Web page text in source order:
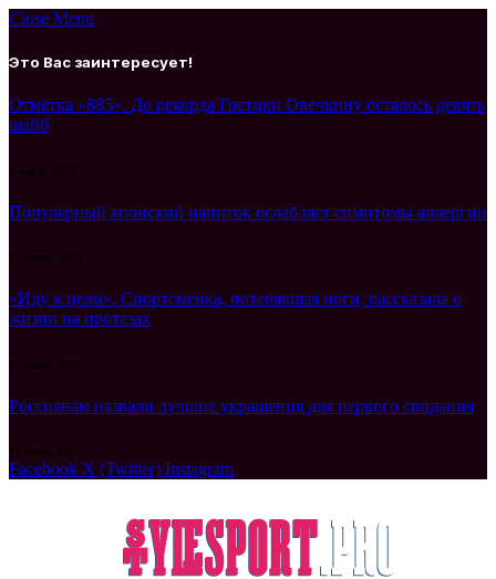
Close Menu
Это Вас заинтересует!
Отметка «885». До рекорда Гретцки Овечкину осталось девять
шайб
6 марта, 2025
Популярный японский напиток ослабляет симптомы аллергии
17 марта, 2026
«Иду к цели». Спортсменка, потерявшая ноги, рассказала о
жизни на протезах
Россиянам назвали лучшие украшения для первого свидания
Facebook X (Twitter) Instagram